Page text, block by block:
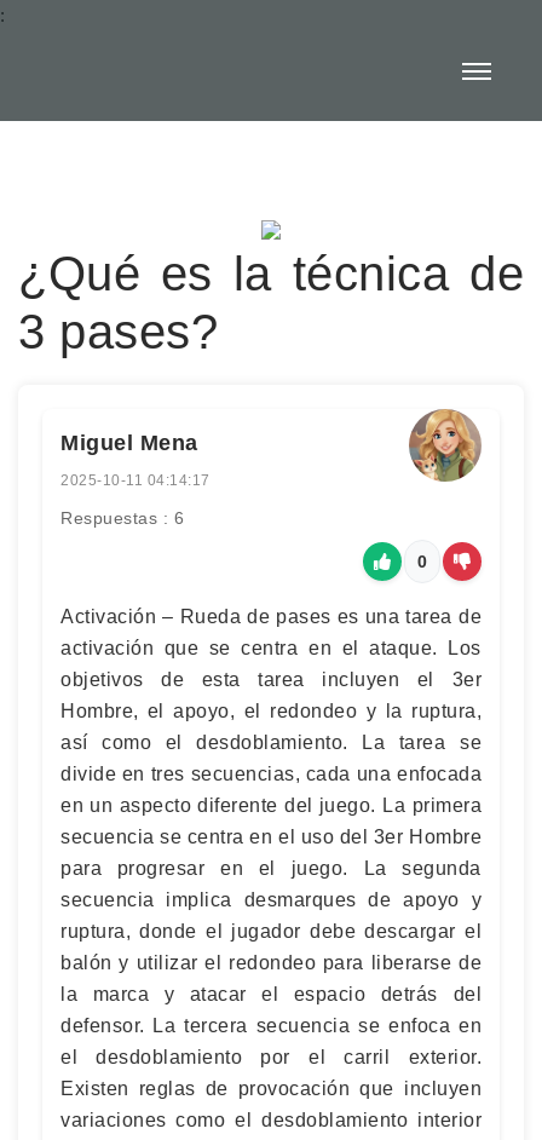
:
¿Qué es la técnica de
3 pases?
Miguel Mena
2025-10-11 04:14:17
Respuestas : 6
0
Activación – Rueda de pases es una tarea de
activación que se centra en el ataque. Los
objetivos de esta tarea incluyen el 3er
Hombre, el apoyo, el redondeo y la ruptura,
así como el desdoblamiento. La tarea se
divide en tres secuencias, cada una enfocada
en un aspecto diferente del juego. La primera
secuencia se centra en el uso del 3er Hombre
para progresar en el juego. La segunda
secuencia implica desmarques de apoyo y
ruptura, donde el jugador debe descargar el
balón y utilizar el redondeo para liberarse de
la marca y atacar el espacio detrás del
defensor. La tercera secuencia se enfoca en
el desdoblamiento por el carril exterior.
Existen reglas de provocación que incluyen
variaciones como el desdoblamiento interior